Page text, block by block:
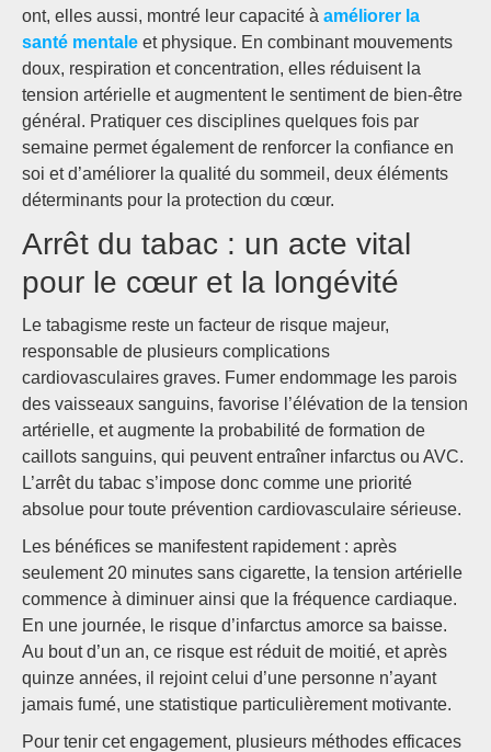
ont, elles aussi, montré leur capacité à améliorer la
santé mentale et physique. En combinant mouvements
doux, respiration et concentration, elles réduisent la
tension artérielle et augmentent le sentiment de bien-être
général. Pratiquer ces disciplines quelques fois par
semaine permet également de renforcer la confiance en
soi et d’améliorer la qualité du sommeil, deux éléments
déterminants pour la protection du cœur.
Arrêt du tabac : un acte vital
pour le cœur et la longévité
Le tabagisme reste un facteur de risque majeur,
responsable de plusieurs complications
cardiovasculaires graves. Fumer endommage les parois
des vaisseaux sanguins, favorise l’élévation de la tension
artérielle, et augmente la probabilité de formation de
caillots sanguins, qui peuvent entraîner infarctus ou AVC.
L’arrêt du tabac s’impose donc comme une priorité
absolue pour toute prévention cardiovasculaire sérieuse.
Les bénéfices se manifestent rapidement : après
seulement 20 minutes sans cigarette, la tension artérielle
commence à diminuer ainsi que la fréquence cardiaque.
En une journée, le risque d’infarctus amorce sa baisse.
Au bout d’un an, ce risque est réduit de moitié, et après
quinze années, il rejoint celui d’une personne n’ayant
jamais fumé, une statistique particulièrement motivante.
Pour tenir cet engagement, plusieurs méthodes efficaces